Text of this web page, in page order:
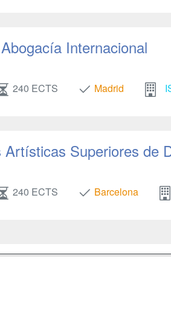
Internacional
240 ECTS Madrid
Superiores de
240 ECTS Barcelona